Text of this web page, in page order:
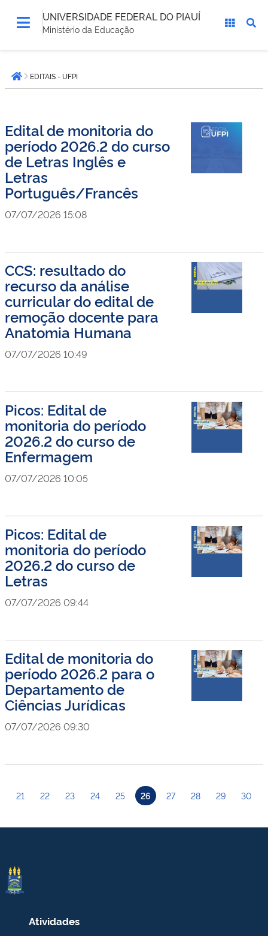
UNIVERSIDADE FEDERAL DO PIAUÍ
Ministério da Educação
está
aqui:Página inicial
EDITAIS - UFPI
Edital de monitoria do
período 2026.2 do curso
de Letras Inglês e
Letras
Português/Francês
07/07/2026 15:08
CCS: resultado do
recurso da análise
curricular do edital de
remoção docente para
Anatomia Humana
07/07/2026 10:49
Picos: Edital de
monitoria do período
2026.2 do curso de
Enfermagem
07/07/2026 10:05
Picos: Edital de
monitoria do período
2026.2 do curso de
Letras
07/07/2026 09:44
Edital de monitoria do
período 2026.2 para o
Departamento de
Ciências Jurídicas
07/07/2026 09:30
21 22 23 24 25 26 27 28 29 30
Atividades